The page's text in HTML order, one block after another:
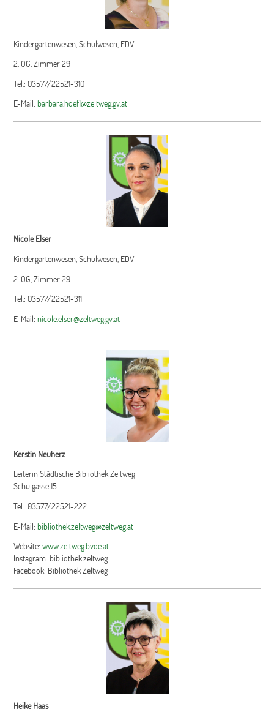
Kindergartenwesen, Schulwesen, EDV
2. OG, Zimmer 29
Tel.: 03577/22521-310
E-Mail:barbara.hoefl@zeltweg.gv.at
Nicole Elser
Kindergartenwesen, Schulwesen, EDV
2. OG, Zimmer 29
Tel.: 03577/22521-311
E-Mail:nicole.elser@zeltweg.gv.at
Kerstin Neuherz
Leiterin Städtische Bibliothek Zeltweg
Schulgasse 15
Tel.: 03577/22521-222
E-Mail:bibliothek.zeltweg@zeltweg.at
Website:www.zeltweg.bvoe.at
Instagram: bibliothek.zeltweg
Facebook: Bibliothek Zeltweg
Heike Haas